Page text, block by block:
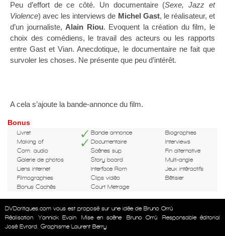
Peu d’effort de ce côté. Un documentaire (Sexe, Jazz et
Violence) avec les interviews de Michel Gast, le réalisateur, et
d’un journaliste, Alain Riou. Evoquent la création du film, le
choix des comédiens, le travail des acteurs ou les rapports
entre Gast et Vian. Anecdotique, le documentaire ne fait que
survoler les choses. Ne présente que peu d’intérêt.
A cela s’ajoute la bande-annonce du film.
Bonus
Livret Bande annonce
Biographies
Making of
Documentaire
Interviews
Com. audio
Scènes sup
Fin alternative
Galerie de photos
Story board
Multi-angle
Liens internet
Interface Rom
Jeux intéractifs
Filmographies
Clips vidéo
Bêtisier
Bonus Cachés
Court Metrage
DVDcritiques.com vous est proposé sur une idée de Bruno Orrú
Réalisation
Yannick Evain Mise en scène Bruno Orrú
Responsable éditorial
José Evrard. Graphisme Laurent Berry